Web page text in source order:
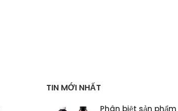
TIN MỚI NHẤT
Phân biệt sản phẩm